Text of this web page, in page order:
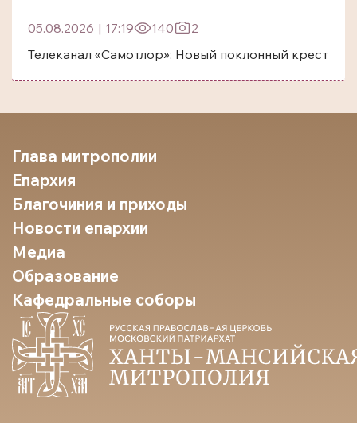
05.08.2026 | 17:19 140
2
Телеканал «Самотлор»: Новый поклонный крест
Глава митрополии
Епархия
Благочиния и приходы
Новости епархии
Медиа
Образование
Кафедральные соборы